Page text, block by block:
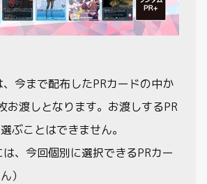
今まで配布したPRカードの中か
お渡しとなります。お渡しするPR
ぶことはできません。
は、今回個別に選択できるPRカー
）